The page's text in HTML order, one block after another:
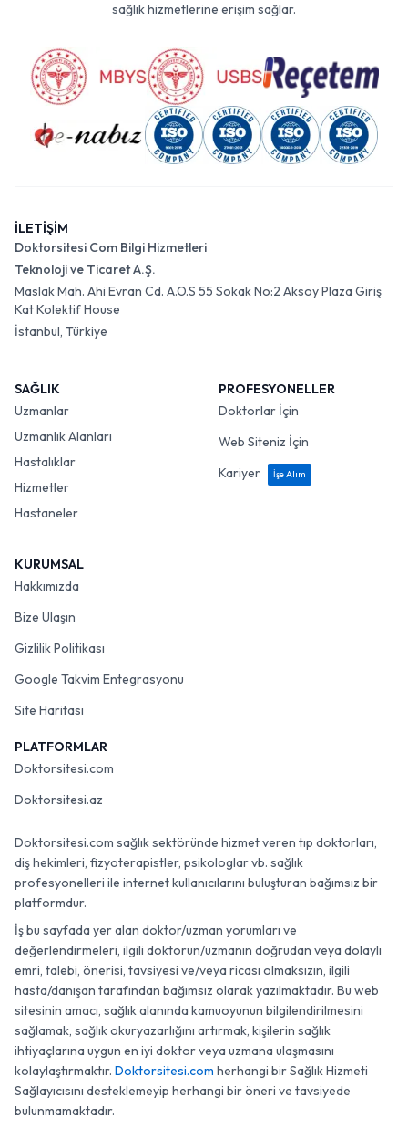
sağlık hizmetlerine erişim sağlar.
İLETİŞİM
Doktorsitesi Com Bilgi Hizmetleri
Teknoloji ve Ticaret A.Ş.
Maslak Mah. Ahi Evran Cd. A.O.S 55 Sokak No:2 Aksoy Plaza Giriş
Kat Kolektif House
İstanbul, Türkiye
SAĞLIK
Uzmanlar
Uzmanlık Alanları
Hastalıklar
Hizmetler
Hastaneler
PROFESYONELLER
Doktorlar İçin
Web Siteniz İçin
Kariyer
İşe Alım
KURUMSAL
Hakkımızda
Bize Ulaşın
Gizlilik Politikası
Google Takvim Entegrasyonu
Site Haritası
PLATFORMLAR
Doktorsitesi.com
Doktorsitesi.az
Doktorsitesi.com sağlık sektöründe hizmet veren tıp doktorları,
diş hekimleri, fizyoterapistler, psikologlar vb. sağlık
profesyonelleri ile internet kullanıcılarını buluşturan bağımsız bir
platformdur.
İş bu sayfada yer alan doktor/uzman yorumları ve
değerlendirmeleri, ilgili doktorun/uzmanın doğrudan veya dolaylı
emri, talebi, önerisi, tavsiyesi ve/veya ricası olmaksızın, ilgili
hasta/danışan tarafından bağımsız olarak yazılmaktadır. Bu web
sitesinin amacı, sağlık alanında kamuoyunun bilgilendirilmesini
sağlamak, sağlık okuryazarlığını artırmak, kişilerin sağlık
ihtiyaçlarına uygun en iyi doktor veya uzmana ulaşmasını
kolaylaştırmaktır. Doktorsitesi.com herhangi bir Sağlık Hizmeti
Sağlayıcısını desteklemeyip herhangi bir öneri ve tavsiyede
bulunmamaktadır.